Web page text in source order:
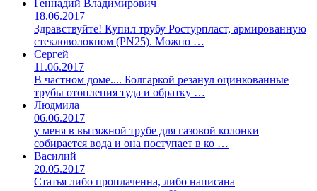
Геннадий Владимирович
18.06.2017
Здравствуйте! Купил трубу Ростурпласт, армированную
стекловолокном (PN25). Можно …
Сергей
11.06.2017
В частном доме.... Болгаркой резанул оцинкованные
трубы отопления туда и обратку …
Людмила
06.06.2017
у меня в вытяжной трубе для газовой колонки
собирается вода и она поступает в ко …
Василий
20.05.2017
Статья либо проплаченна, либо написана